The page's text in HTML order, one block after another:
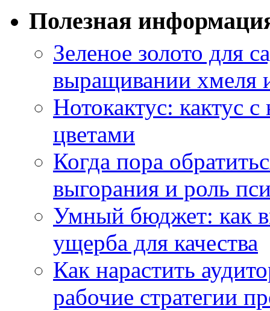
Полезная
Зеленое золото для
выращивании хмеля
Нотокактус: кактус
цветами
Когда пора
выгорания и роль
Умный бюджет: как
ущерба для качества
Как нарастить
рабочие стратегии